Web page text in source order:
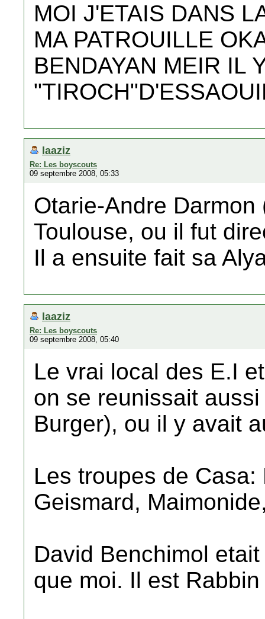
MOI J'ETAIS DANS
MA PATROUILLE
BENDAYAN MEIR IL
laaziz
Re: Les boyscouts
09 septembre 2008, 05:33
Otarie-Andre
Toulouse, ou il fut
Il a ensuite fait sa
laaziz
Re: Les boyscouts
09 septembre 2008, 05:40
Le vrai local des E.I
on se reunissait
Burger), ou il y avait
Les troupes de
Geismard,
David Benchimol
que moi. Il est